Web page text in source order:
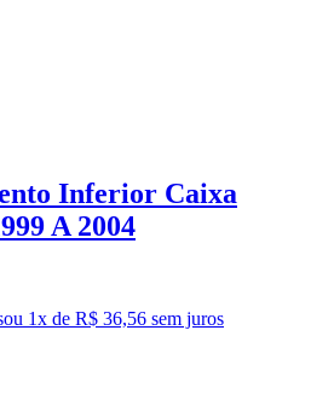
Inferior Caixa
A 2004
ou 1x de R$ 36,56 sem juros